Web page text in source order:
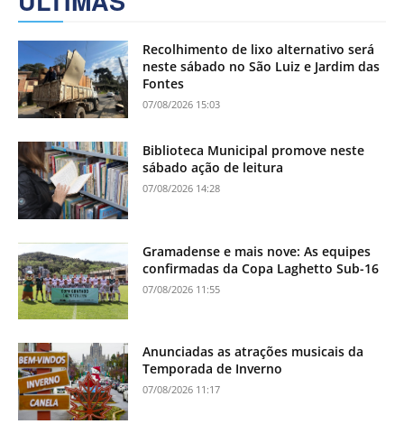
Recolhimento de lixo alternativo será
neste sábado no São Luiz e Jardim das
Fontes
07/08/2026 15:03
Biblioteca Municipal promove neste
sábado ação de leitura
07/08/2026 14:28
Gramadense e mais nove: As equipes
confirmadas da Copa Laghetto Sub-16
07/08/2026 11:55
Anunciadas as atrações musicais da
Temporada de Inverno
07/08/2026 11:17